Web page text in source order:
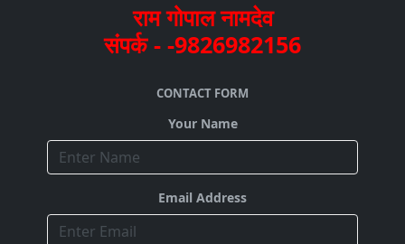
राम गोपाल नामदेव
संपर्क - -9826982156
CONTACT FORM
Your Name
Email Address